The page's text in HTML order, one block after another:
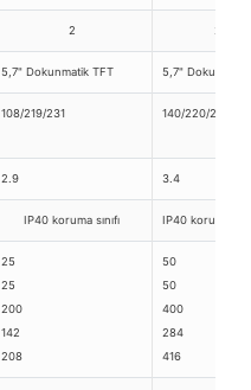
2 2
5,7" Dokunmatik TFT 5,7"
108/219/231 140/220/230
2.9 3.4
IP40 koruma sınıfı IP40 koruma
25
25
200
142
208
50
50
400
284
416